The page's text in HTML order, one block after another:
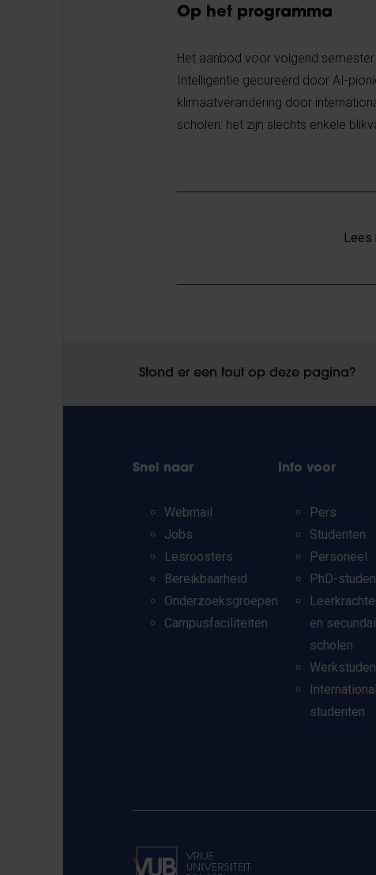
Op het programma
Het aanbod voor volgend
Intelligentie gecureerd door AI-
klimaatverandering door
scholen: het zijn slechts enkele
Lees
Stond er een fout op deze pagina?
Snel naar
Webmail
Jobs
Lesroosters
Bereikbaarheid
Onderzoeksgroepen
Campusfaciliteiten
Info voor
Pers
Studenten
Personeel
PhD-
en
scholen
studenten